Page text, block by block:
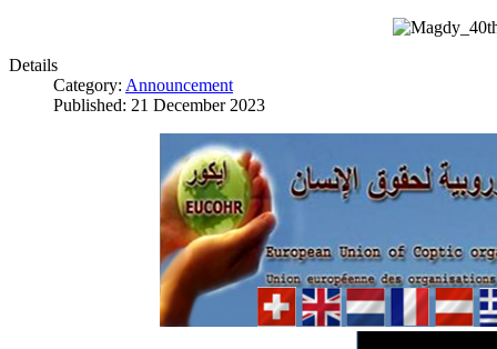
Details
Category: Announcement
Published: 21 December 2023